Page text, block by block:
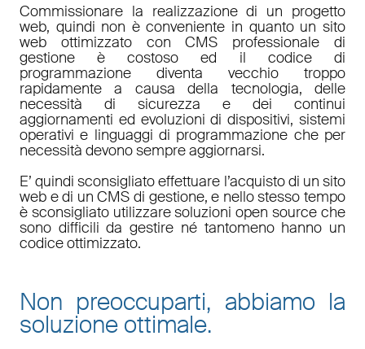
Commissionare la realizzazione di un progetto
web, quindi non è conveniente in quanto un sito
web ottimizzato con CMS professionale di
gestione è costoso ed il codice di
programmazione diventa vecchio troppo
rapidamente a causa della tecnologia, delle
necessità di sicurezza e dei continui
aggiornamenti ed evoluzioni di dispositivi, sistemi
operativi e linguaggi di programmazione che per
necessità devono sempre aggiornarsi.
E’ quindi sconsigliato effettuare l’acquisto di un sito
web e di un CMS di gestione, e nello stesso tempo
è sconsigliato utilizzare soluzioni open source che
sono difficili da gestire né tantomeno hanno un
codice ottimizzato.
Non preoccuparti, abbiamo la
soluzione ottimale.